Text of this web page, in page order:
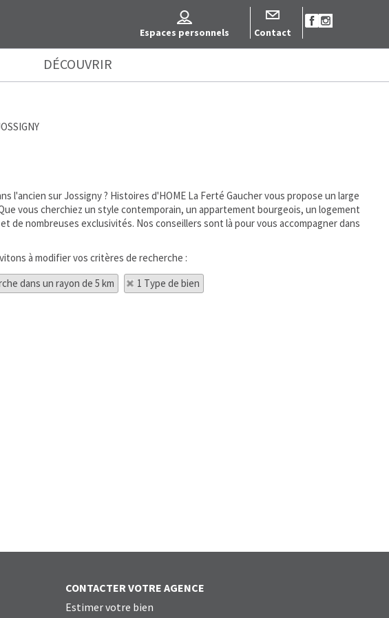
Contact
Espaces personnels
DÉCOUVRIR
l'ancien sur Jossigny ? Histoires d'HOME La Ferté Gaucher vous propose un large
vous cherchiez un style contemporain, un appartement bourgeois, un logement
nombreuses exclusivités. Nos conseillers sont là pour vous accompagner dans
à modifier vos critères de recherche :
dans un rayon de 5 km
1 Type de bien
CONTACTER VOTRE AGENCE
Estimer votre bien